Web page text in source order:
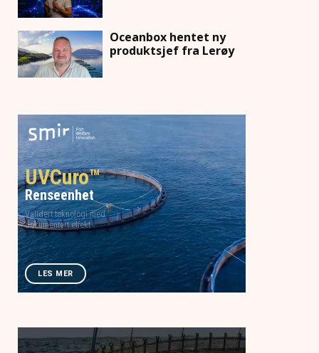
Oceanbox hentet ny
produktsjef fra Lerøy